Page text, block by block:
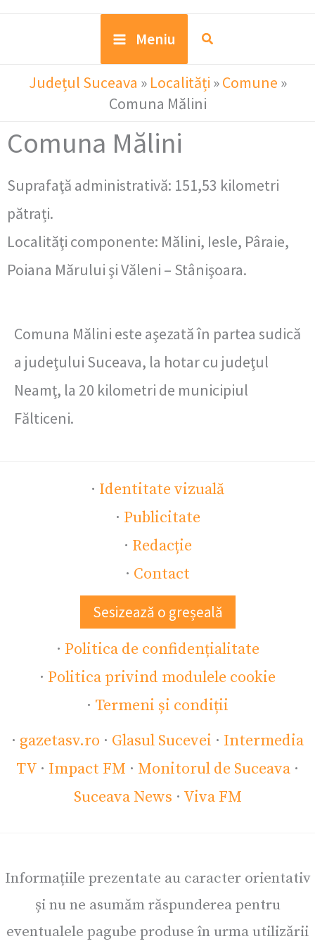
Meniu
Județul Suceava » Localități »Comune »
Comuna Mălini
Comuna Mălini
Suprafaţă administrativă: 151,53 kilometri
pătrați.
Localităţi componente: Mălini, Iesle, Pâraie,
Poiana Mărului şi Văleni – Stânişoara.
Comuna Mălini este aşezată în partea sudică
a judeţului Suceava, la hotar cu judeţul
Neamţ, la 20 kilometri de municipiul
Fălticeni.
· Identitate vizuală
· Publicitate
· Redacție
· Contact
Sesizează o greșeală
· Politica de confidențialitate
· Politica privind modulele cookie
· Termeni și condiții
· gazetasv.ro · Glasul Sucevei · Intermedia
TV · Impact FM · Monitorul de Suceava ·
Suceava News · Viva FM
Informațiile prezentate au caracter orientativ
și nu ne asumăm răspunderea pentru
eventualele pagube produse în urma utilizării